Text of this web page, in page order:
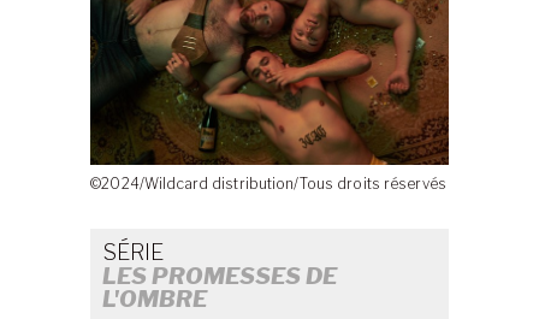
À PROPOS
NOS PARTENAIRES
SOUTENEZ NOUS
SÉRIE
LES PROMESSES DE
L'OMBRE
©2024/Wildcard distribution/Tous droits réservés